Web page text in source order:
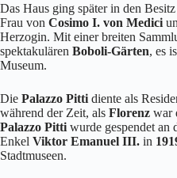
Das Haus ging später in den
Frau von Cosimo I. von Medici
Herzogin. Mit einer breiten
spektakulären Boboli-Gärten, es
Museum.
Die Palazzo Pitti diente als
während der Zeit, als Florenz war
Palazzo Pitti wurde gespendet an
Enkel Viktor Emanuel III. in
Stadtmuseen.